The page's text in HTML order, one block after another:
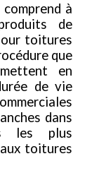
comprend à
de
toitures
que
en
de vie
dans
les plus
toitures